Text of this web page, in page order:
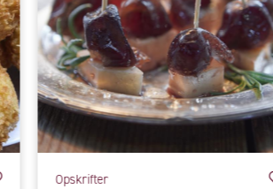
Opskrifter